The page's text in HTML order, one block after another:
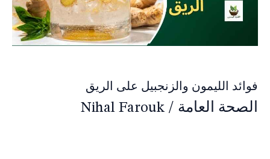
فوائد الليمون والزنجبيل على الريق
الصحة العامة /
Nihal Farouk